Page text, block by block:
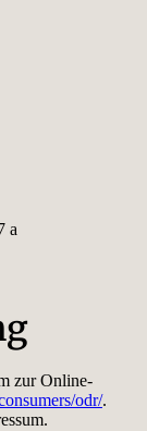
a
zur Online-
odr/.